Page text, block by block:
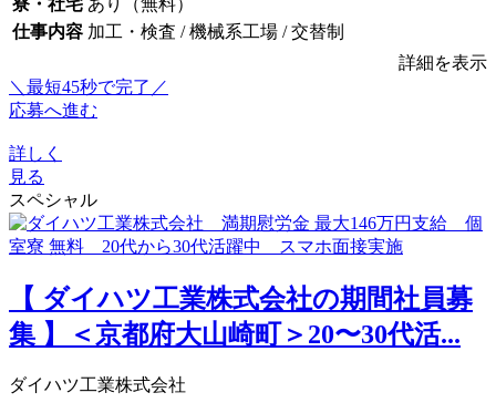
寮・社宅 あり（無料）
仕事内容 加工・検査 / 機械系工場 / 交替制
詳細を表示
＼最短45秒で完了／
応募へ進む
詳しく
見る
スペシャル
【 ダイハツ工業株式会社の期間社員募
集 】＜京都府大山崎町＞20〜30代活...
ダイハツ工業株式会社